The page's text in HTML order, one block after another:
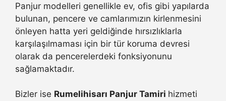
Panjur modelleri genellikle ev, ofis gibi yapılarda
bulunan, pencere ve camlarımızın kirlenmesini
önleyen hatta yeri geldiğinde hırsızlıklarla
karşılaşılmaması için bir tür koruma devresi
olarak da pencerelerdeki fonksiyonunu
sağlamaktadır.
Bizler ise Rumelihisarı Panjur Tamiri hizmeti